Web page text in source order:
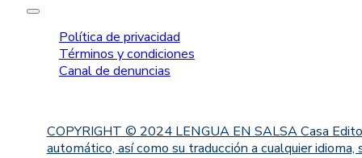
Política de privacidad
Términos y condiciones
Canal de denuncias
COPYRIGHT © 2024 LENGUA EN SALSA Casa
automático, así como su traducción a cualquier